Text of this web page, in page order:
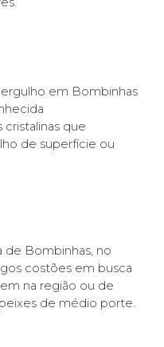
em Bombinhas
que
de superfície ou
de Bombinhas, no
costões em busca
na região ou de
de médio porte.